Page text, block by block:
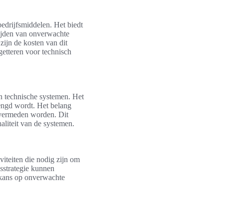
Het biedt
van onverwachte
de kosten van dit
voor technisch
technische systemen. Het
wordt. Het belang
worden. Dit
van de systemen.
die nodig zijn om
kunnen
op onverwachte